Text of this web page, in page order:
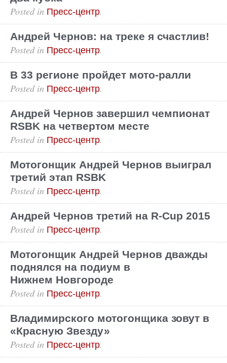
Posted in Пресс-центр.
Андрей Чернов: на треке я счастлив!
Posted in Пресс-центр.
В 33 регионе пройдет мото-ралли
Posted in Пресс-центр.
Андрей Чернов завершил чемпионат
RSBK на четвертом месте
Posted in Пресс-центр.
Мотогонщик Андрей Чернов выиграл
третий этап RSBK
Posted in Пресс-центр.
Андрей Чернов третий на R-Cup 2015
Posted in Пресс-центр.
Мотогонщик Андрей Чернов дважды
поднялся на подиум в
Нижнем Новгороде
Posted in Пресс-центр.
Владимирского мотогонщика зовут в
«Красную Звезду»
Posted in Пресс-центр.